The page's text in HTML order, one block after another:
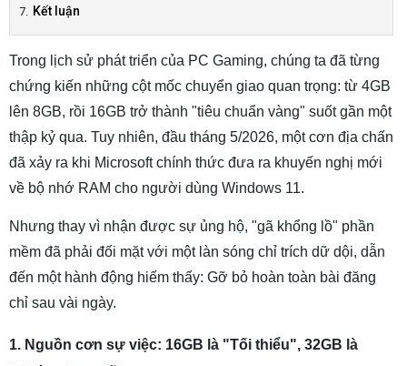
Kết luận
Trong lịch sử phát triển của PC Gaming, chúng ta đã từng
chứng kiến những cột mốc chuyển giao quan trọng: từ 4GB
lên 8GB, rồi 16GB trở thành "tiêu chuẩn vàng" suốt gần một
thập kỷ qua. Tuy nhiên, đầu tháng 5/2026, một cơn địa chấn
đã xảy ra khi Microsoft chính thức đưa ra khuyến nghị mới
về bộ nhớ RAM cho người dùng Windows 11.
Nhưng thay vì nhận được sự ủng hộ, "gã khổng lồ" phần
mềm đã phải đối mặt với một làn sóng chỉ trích dữ dội, dẫn
đến một hành động hiếm thấy: Gỡ bỏ hoàn toàn bài đăng
chỉ sau vài ngày.
1. Nguồn cơn sự việc: 16GB là "Tối thiểu", 32GB là